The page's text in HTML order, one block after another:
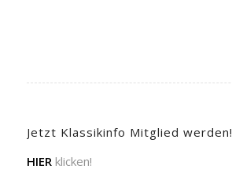
Jetzt Klassikinfo Mitglied werden!
HIER klicken!